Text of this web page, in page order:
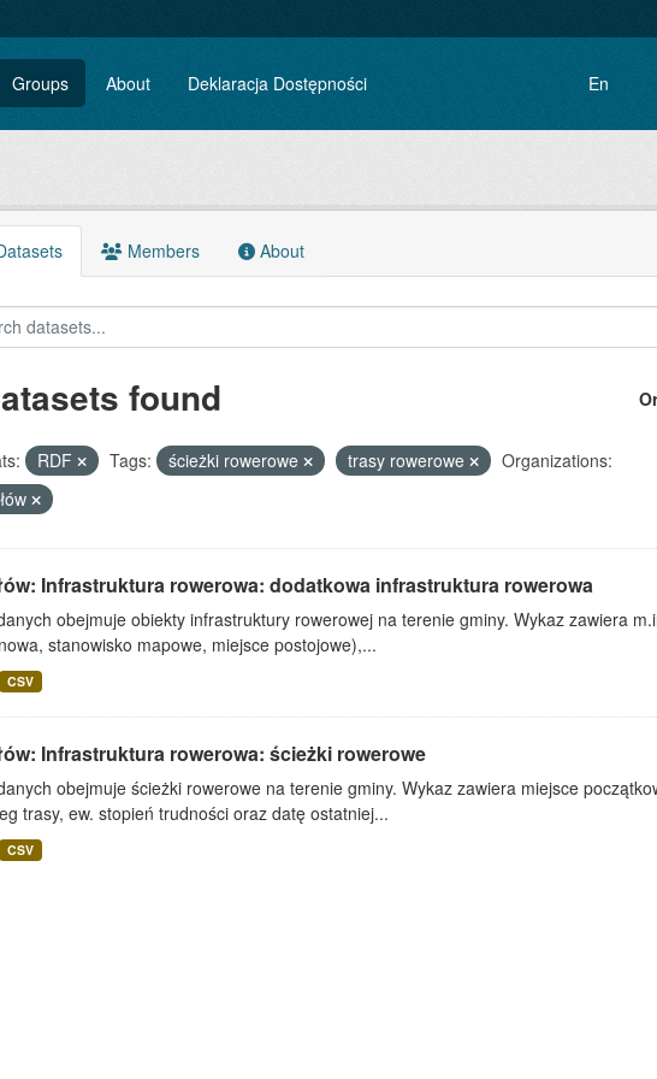
Groups About Deklaracja Dostępności En
Members About
found
RDF Tags: ścieżki rowerowe trasy rowerowe
Organizations:
Infrastruktura rowerowa: dodatkowa infrastruktura rowerowa
obejmuje obiekty infrastruktury rowerowej na terenie gminy. Wykaz zawiera
stanowisko mapowe, miejsce postojowe),...
CSV
Infrastruktura rowerowa: ścieżki rowerowe
obejmuje ścieżki rowerowe na terenie gminy. Wykaz zawiera miejsce
trasy, ew. stopień trudności oraz datę ostatniej...
CSV